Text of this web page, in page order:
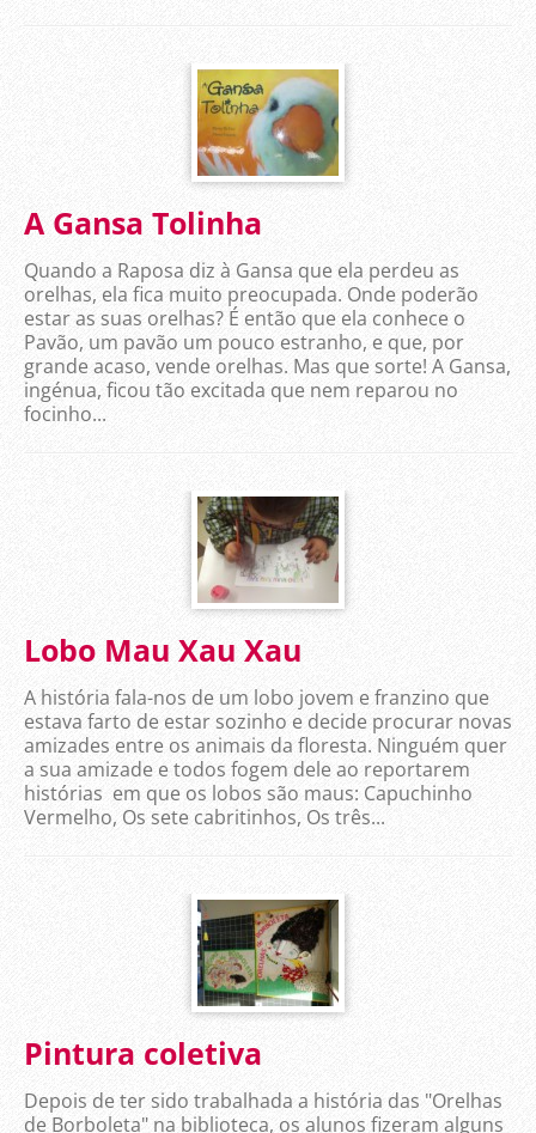
A Gansa Tolinha
Quando a Raposa diz à Gansa que ela perdeu as
orelhas, ela fica muito preocupada. Onde poderão
estar as suas orelhas? É então que ela conhece o
Pavão, um pavão um pouco estranho, e que, por
grande acaso, vende orelhas. Mas que sorte! A Gansa,
ingénua, ficou tão excitada que nem reparou no
focinho...
Lobo Mau Xau Xau
A história fala-nos de um lobo jovem e franzino que
estava farto de estar sozinho e decide procurar novas
amizades entre os animais da floresta. Ninguém quer
a sua amizade e todos fogem dele ao reportarem
histórias em que os lobos são maus: Capuchinho
Vermelho, Os sete cabritinhos, Os três...
Pintura coletiva
Depois de ter sido trabalhada a história das "Orelhas
de Borboleta" na biblioteca, os alunos fizeram alguns